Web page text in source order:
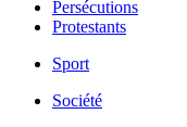
Persécutions
Protestants
Sport
Société